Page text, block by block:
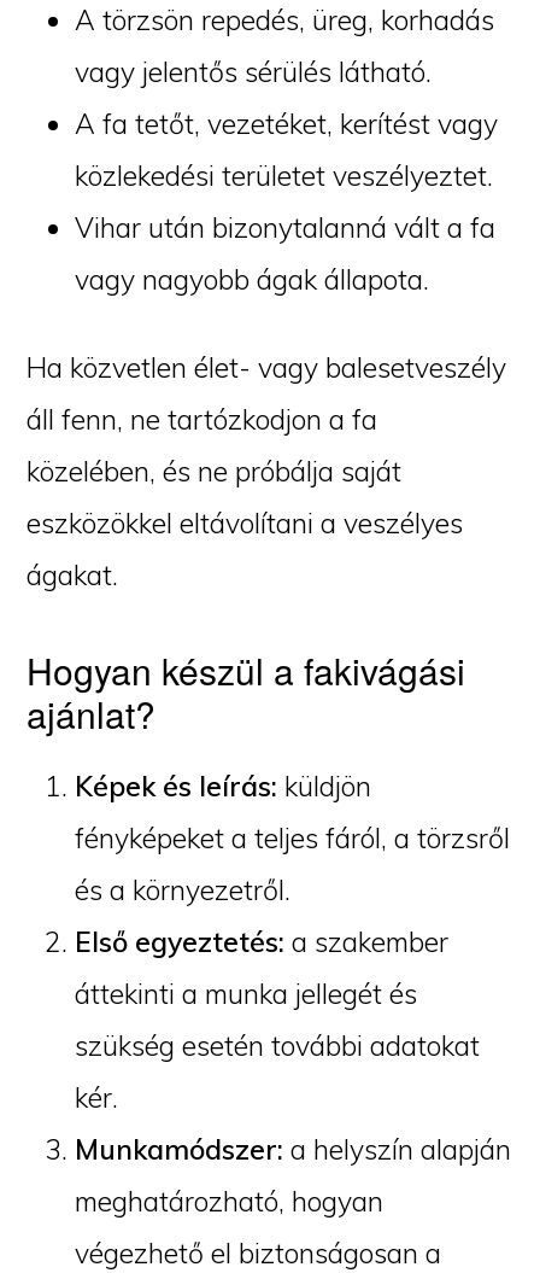
A törzsön repedés, üreg, korhadás
vagy jelentős sérülés látható.
A fa tetőt, vezetéket, kerítést vagy
közlekedési területet veszélyeztet.
Vihar után bizonytalanná vált a fa
vagy nagyobb ágak állapota.
Ha közvetlen élet- vagy balesetveszély
áll fenn, ne tartózkodjon a fa
közelében, és ne próbálja saját
eszközökkel eltávolítani a veszélyes
ágakat.
Hogyan készül a fakivágási
ajánlat?
Képek és leírás: küldjön
fényképeket a teljes fáról, a törzsről
és a környezetről.
Első egyeztetés: a szakember
áttekinti a munka jellegét és
szükség esetén további adatokat
kér.
Munkamódszer: a helyszín alapján
meghatározható, hogyan
végezhető el biztonságosan a